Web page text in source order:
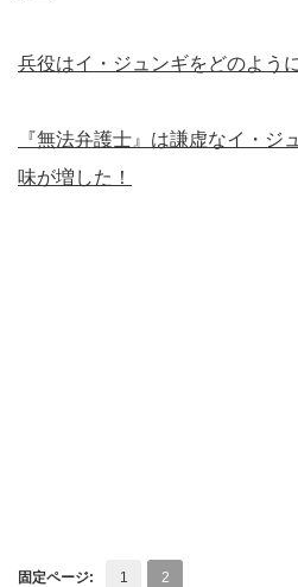
兵役はイ・ジュンギをどのよう
『無法弁護士』は謙虚なイ・ジ
味が増した！
固定ページ: 1 2